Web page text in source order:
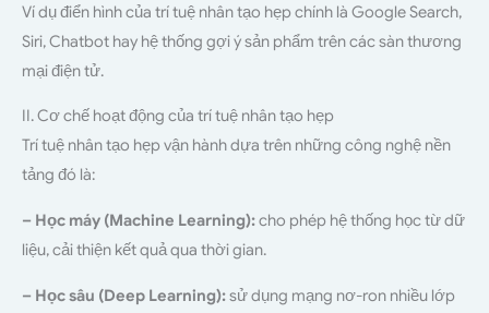
Ví dụ điển hình của trí tuệ nhân tạo hẹp chính là Google Search,
Siri, Chatbot hay hệ thống gợi ý sản phẩm trên các sàn thương
mại điện tử.
II. Cơ chế hoạt động của trí tuệ nhân tạo hẹp
Trí tuệ nhân tạo hẹp vận hành dựa trên những công nghệ nền
tảng đó là:
– Học máy (Machine Learning):cho phép hệ thống học từ dữ
liệu, cải thiện kết quả qua thời gian.
– Học sâu (Deep Learning):sử dụng mạng nơ-ron nhiều lớp